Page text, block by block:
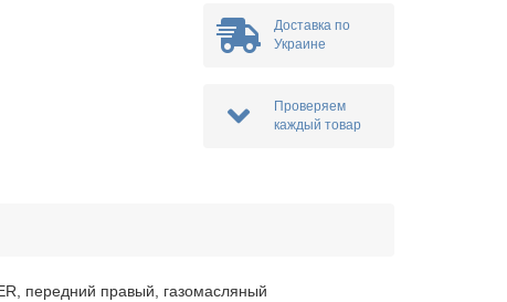
Доставка по
Украине
Проверяем
каждый товар
передний правый, газомасляный